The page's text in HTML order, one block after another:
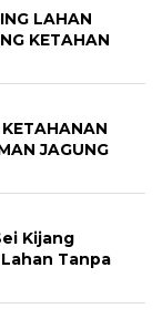
LAHAN
KETAHAN
JAGUNG
Kijang
Tanpa